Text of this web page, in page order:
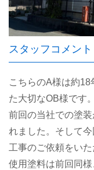
スタッフコメント
こちらのA様は約
た大切なOB様です。
前回の当社での塗
れました。そして
工事のご依頼をい
使用塗料は前回同